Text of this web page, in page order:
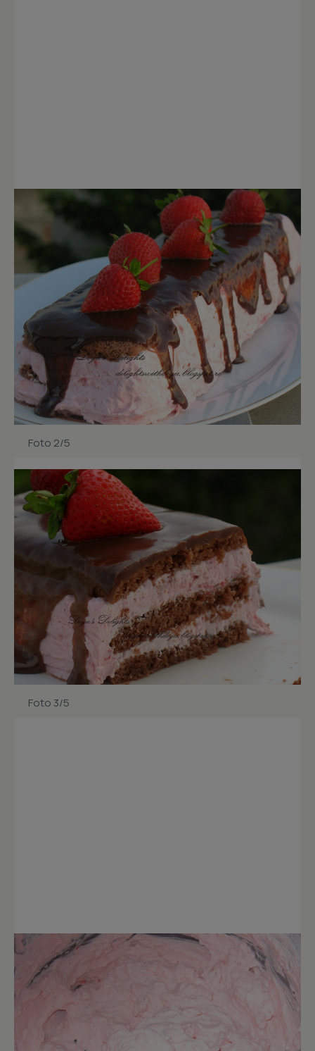
Foto 2/5
Foto 3/5